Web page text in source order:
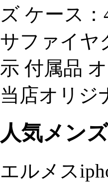
ズ ケース
サファイヤ
示 付属品
当店オリジ
人気メン
エルメス